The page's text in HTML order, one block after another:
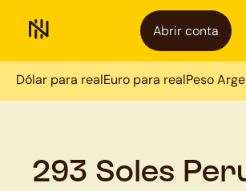
Abrir conta
Dólar para realEuro para realPeso
293 Soles